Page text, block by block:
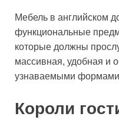
Мебель в английском
функциональные
которые должны
массивная, удобная и
узнаваемыми
Короли